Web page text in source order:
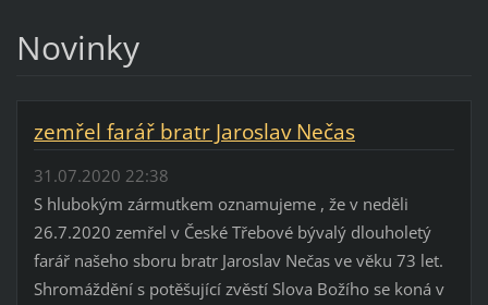
Novinky
zemřel farář bratr Jaroslav Nečas
31.07.2020 22:38
S hlubokým zármutkem oznamujeme , že v neděli
26.7.2020 zemřel v České Třebové bývalý dlouholetý
farář našeho sboru bratr Jaroslav Nečas ve věku 73 let.
Shromáždění s potěšující zvěstí Slova Božího se koná v